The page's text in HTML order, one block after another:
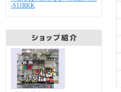
-S11RKK